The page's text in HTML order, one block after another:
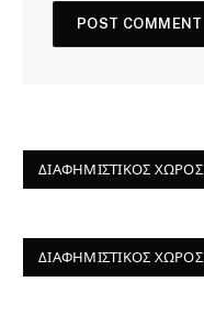
ΔΙΑΦΗΜΙΣΤΙΚΌΣ ΧΏΡΟΣ
ΔΙΑΦΗΜΙΣΤΙΚΌΣ ΧΏΡΟΣ